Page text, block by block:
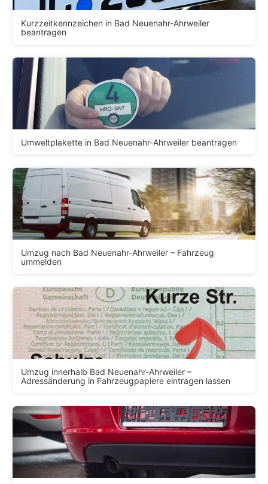
Kurzzeitkennzeichen in Bad Neuenahr-Ahrweiler
beantragen
Umweltplakette in Bad Neuenahr-Ahrweiler beantragen
Umzug nach Bad Neuenahr-Ahrweiler – Fahrzeug
ummelden
Umzug innerhalb Bad Neuenahr-Ahrweiler –
Adressänderung in Fahrzeugpapiere eintragen lassen